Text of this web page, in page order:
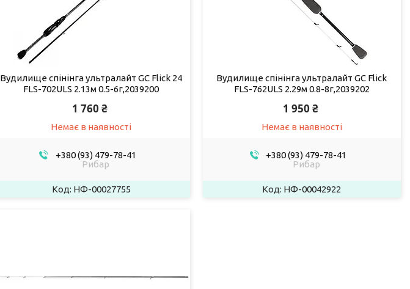
Вудилище спінінга ультралайт GC Flick 24
FLS-702ULS 2.13м 0.5-6г,2039200
1 760 ₴
Немає в наявності
+380 (93) 479-78-41
Рибар
НФ-00027755
Вудилище спінінга ультралайт GC Flick
FLS-762ULS 2.29м 0.8-8г,2039202
1 950 ₴
Немає в наявності
+380 (93) 479-78-41
Рибар
НФ-00042922